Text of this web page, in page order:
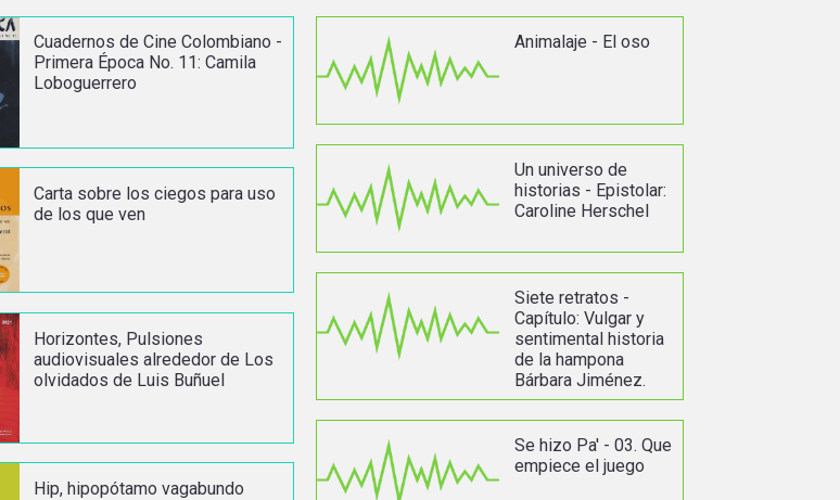
Cuadernos de Cine Colombiano -
Primera Época No. 11: Camila
Loboguerrero
Carta sobre los ciegos para uso
de los que ven
Horizontes, Pulsiones
audiovisuales alrededor de Los
olvidados de Luis Buñuel
Hip, hipopótamo vagabundo
Animalaje - El oso
Un universo de
historias - Epistolar:
Caroline Herschel
Siete retratos -
Capítulo: Vulgar y
sentimental historia
de la hampona
Bárbara Jiménez.
Se hizo Pa' - 03. Que
empiece el juego